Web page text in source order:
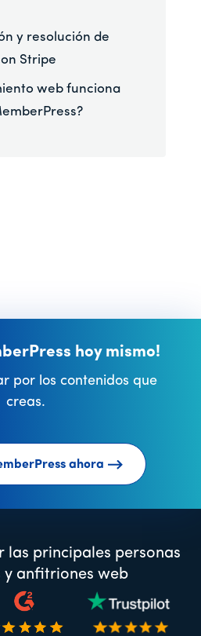
y resolución de
Stripe
web funciona
hoy mismo!
por los contenidos que
creas.
ahora
las principales personas
y anfitriones web